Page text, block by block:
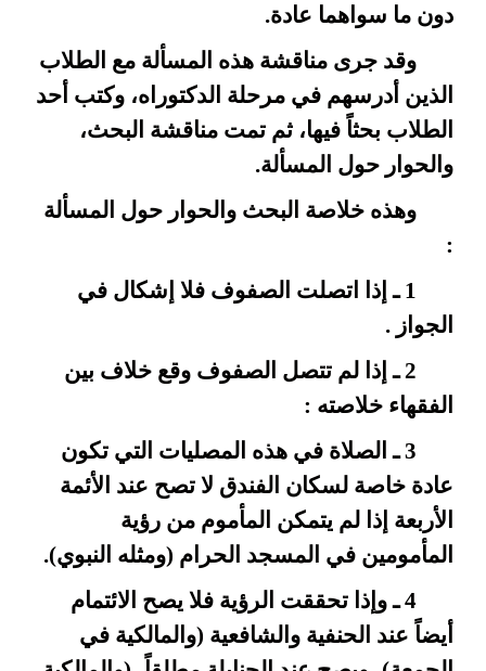
دون ما سواهما عادة.
وقد جرى مناقشة هذه المسألة مع الطلاب
الذين أدرسهم في مرحلة الدكتوراه، وكتب أحد
الطلاب بحثاً فيها، ثم تمت مناقشة البحث،
والحوار حول المسألة.
وهذه خلاصة البحث والحوار حول المسألة
:
1 ـ إذا اتصلت الصفوف فلا إشكال في
الجواز .
2 ـ إذا لم تتصل الصفوف وقع خلاف بين
الفقهاء خلاصته :
3 ـ الصلاة في هذه المصليات التي تكون
عادة خاصة لسكان الفندق لا تصح عند الأئمة
الأربعة إذا لم يتمكن المأموم من رؤية
المأمومين في المسجد الحرام (ومثله النبوي).
4 ـ وإذا تحققت الرؤية فلا يصح الائتمام
أيضاً عند الحنفية والشافعية (والمالكية في